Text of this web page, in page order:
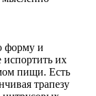
форму и
испортить их
пищи. Есть
трапезу